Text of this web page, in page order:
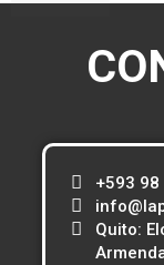
+593
Quito: